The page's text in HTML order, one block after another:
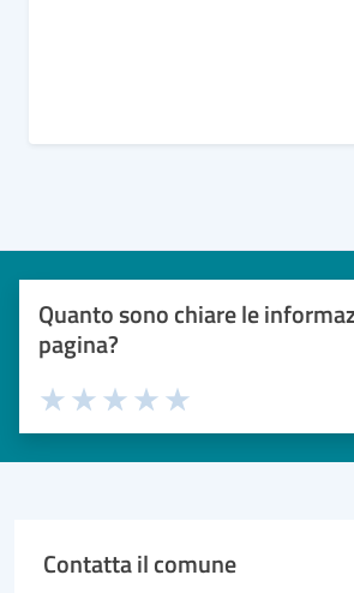
Quanto sono chiare le
pagina?
Valuta 5 stelle su 5
Valuta 4 stelle su 5
Valuta 3 stelle su 5
Valuta 2 stelle su 5
Valuta 1 stelle su 5
Contatta il comune